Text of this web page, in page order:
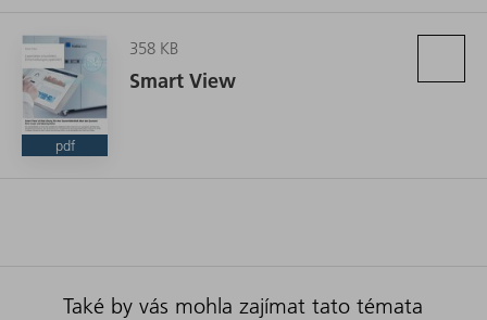
pdf
358 KB
Smart View
Také by vás mohla zajímat tato témata